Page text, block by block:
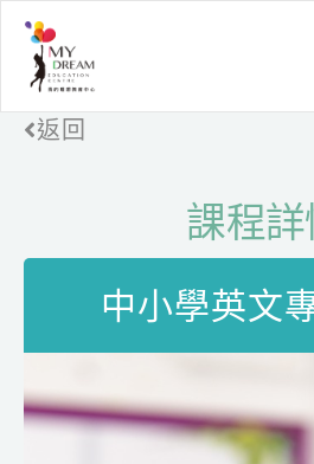
返回
課程
中小學英文